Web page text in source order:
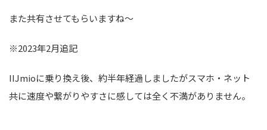
また共有させてもらいますね～
※2023年2月追記
IIJmioに乗り換え後、約半年経過しましたがスマホ・ネット
共に速度や繋がりやすさに感しては全く不満がありません。